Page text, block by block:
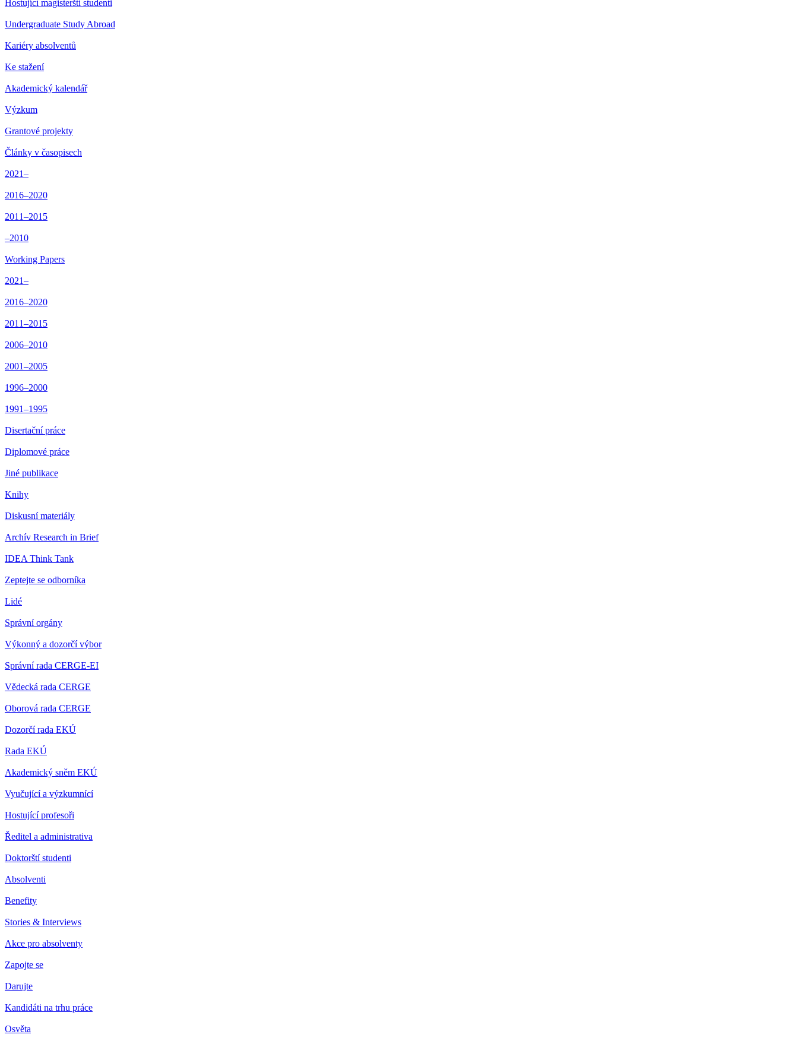
Hostující magisterští studenti
Undergraduate Study Abroad
Kariéry absolventů
Ke stažení
Akademický kalendář
Výzkum
Grantové projekty
Články v časopisech
2021–
2016–2020
2011–2015
–2010
Working Papers
2021–
2016–2020
2011–2015
2006–2010
2001–2005
1996–2000
1991–1995
Disertační práce
Diplomové práce
Jiné publikace
Knihy
Diskusní materiály
Archív Research in Brief
IDEA Think Tank
Zeptejte se odborníka
Lidé
Správní orgány
Výkonný a dozorčí výbor
Správní rada CERGE-EI
Vědecká rada CERGE
Oborová rada CERGE
Dozorčí rada EKÚ
Rada EKÚ
Akademický sněm EKÚ
Vyučující a výzkumnící
Hostující profesoři
Ředitel a administrativa
Doktorští studenti
Absolventi
Benefity
Stories & Interviews
Akce pro absolventy
Zapojte se
Darujte
Kandidáti na trhu práce
Osvěta